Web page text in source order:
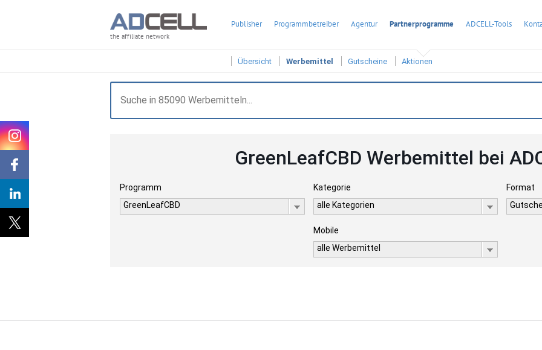
the affiliate network
Publisher Programmbetreiber Agentur Partnerprogramme ADCELL-Tools
Übersicht Werbemittel Gutscheine Aktionen
GreenLeafCBD Werbemittel bei
Programm
GreenLeafCBD
Kategorie
alle Kategorien
Format
Mobile
alle Werbemittel